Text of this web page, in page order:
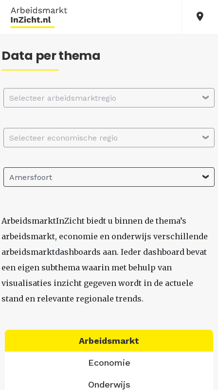
Data per thema
Selecteer arbeidsmarktregio
Selecteer economische regio
Amersfoort
ArbeidsmarktInZicht biedt u binnen de thema’s
arbeidsmarkt, economie en onderwijs verschillende
arbeidsmarktdashboards aan. Ieder dashboard bevat
een eigen subthema waarin met behulp van
visualisaties inzicht gegeven wordt in de actuele
stand en relevante regionale trends.
Arbeidsmarkt
Economie
Onderwijs